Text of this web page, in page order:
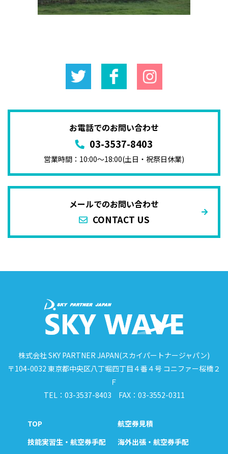
お電話でのお問い合わせ
03-3537-8403
営業時間：10:00〜18:00(土日・祝祭日休業)
メールでのお問い合わせ
CONTACT US
株式会社 SKY PARTNER JAPAN(スカイパートナージャパン)
〒104-0032 東京都中央区八丁堀四丁目４番４号 コニファー桜橋２
Ｆ
TEL：03-3537-8403 FAX：03-3552-0311
TOP
航空券見積
技能実習生・航空券手配
海外出張・航空券手配